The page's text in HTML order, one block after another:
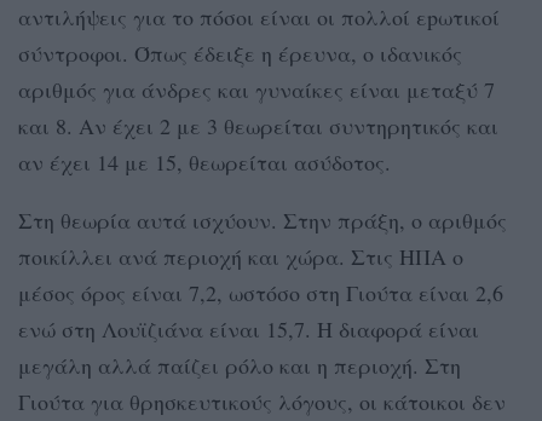
αντιλήψεις για το πόσοι είναι οι πολλοί εpωτικοί
σύντροφοι. Όπως έδειξε η έρευνα, ο ιδανικός
αριθμός για άνδρες και γυναίκες είναι μεταξύ 7
και 8. Αν έχει 2 με 3 θεωρείται συντηρητικός και
αν έχει 14 με 15, θεωρείται ασύδοτος.
Στη θεωρία αυτά ισχύουν. Στην πράξη, ο αριθμός
ποικίλλει ανά περιοχή και χώρα. Στις ΗΠΑ ο
μέσος όρος είναι 7,2, ωστόσο στη Γιούτα είναι 2,6
ενώ στη Λουϊζιάνα είναι 15,7. Η διαφορά είναι
μεγάλη αλλά παίζει ρόλο και η περιοχή. Στη
Γιούτα για θρησκευτικούς λόγους, οι κάτοικοι δεν